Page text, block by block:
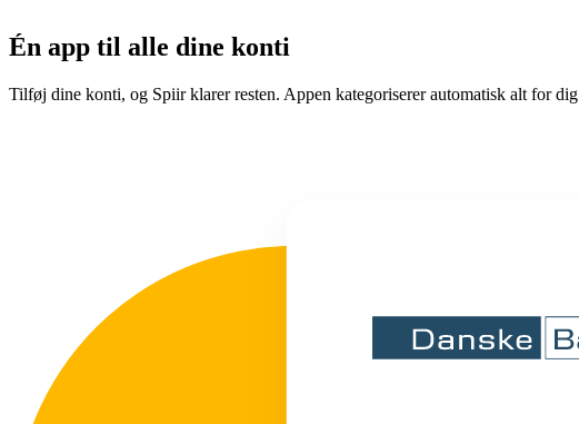
Én app til alle dine konti
Tilføj dine konti, og Spiir klarer resten. Appen kategoriserer automatisk alt for